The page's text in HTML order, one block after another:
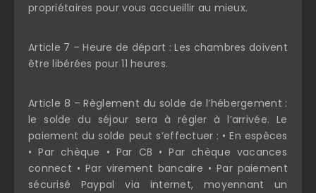
propriétaires pour vous accueillir au mieux.
Article 7 – Heure de départ : Les chambres doivent
être libérées pour 11 heures.
Article 8 – Règlement du solde de l’hébergement :
le solde du séjour sera à régler à l’arrivée. Le
paiement du solde peut s’effectuer : • En espèces
• Par chèque • Par CB • Par chèque vacances
connect • Par virement bancaire • Par paiement
sécurisé Paypal via internet, moyennant un